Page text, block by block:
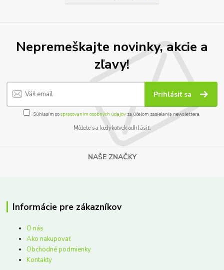
Nepremeškajte novinky, akcie a
zľavy!
Prihlásiť sa
Súhlasím sospracovaním osobných údajov za účelom zasielania newslettera.
Môžete sa kedykoľvek odhlásiť.
NAŠE ZNAČKY
Informácie pre zákazníkov
O nás
Ako nakupovať
Obchodné podmienky
Kontakty